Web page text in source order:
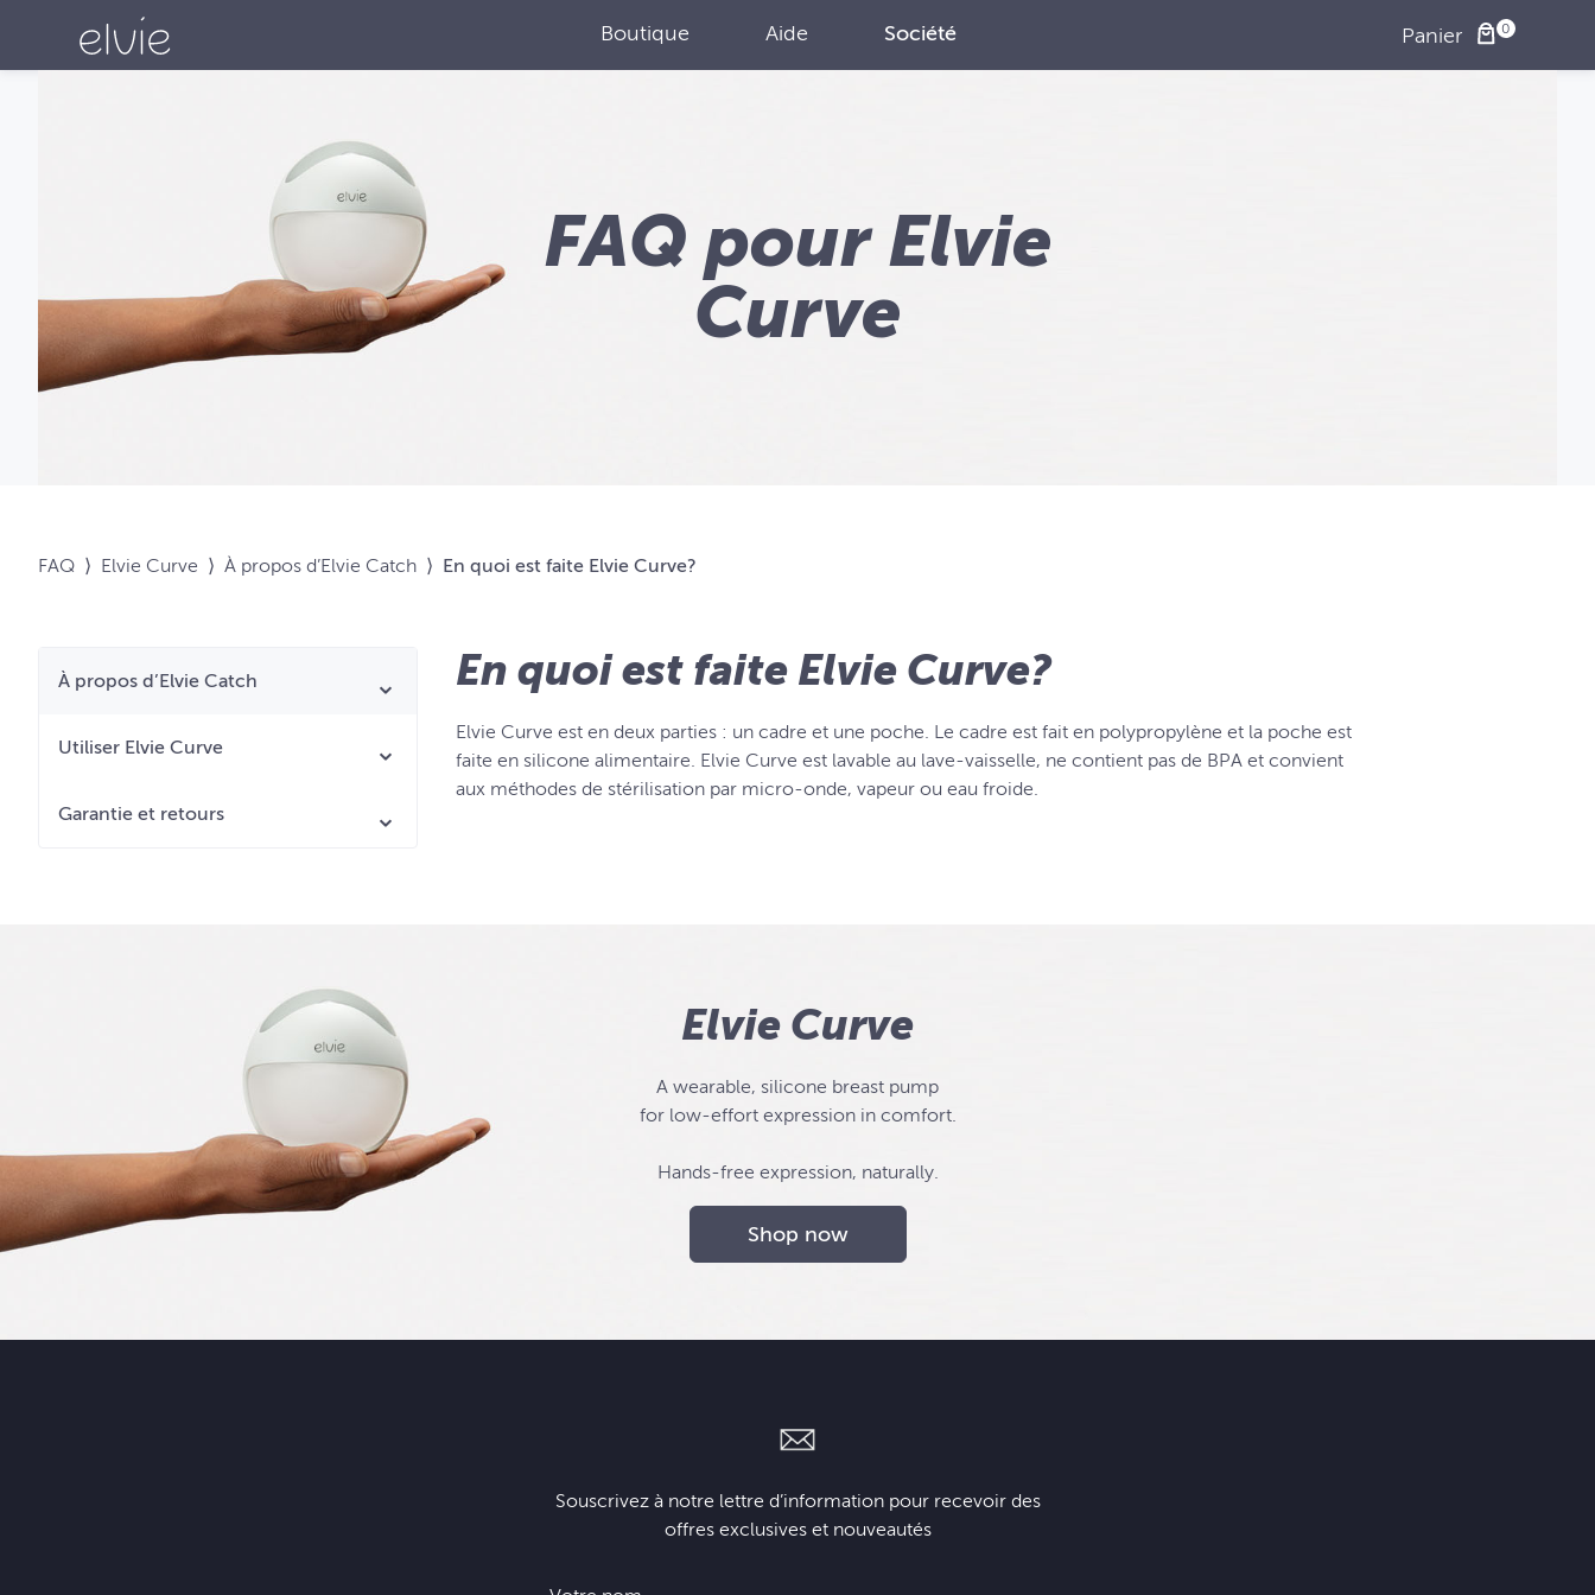
Boutique Aide Société Panier
FAQ pour Elvie
Curve
FAQ ⟩ Elvie Curve ⟩ À propos d’Elvie Catch ⟩ En quoi est faite Elvie Curve?
À propos d’Elvie Catch
Utiliser Elvie Curve
Garantie et retours
En quoi est faite Elvie Curve?
Elvie Curve est en deux parties : un cadre et une poche. Le cadre est fait en polypropylène et la poche est
faite en silicone alimentaire. Elvie Curve est lavable au lave-vaisselle, ne contient pas de BPA et convient
aux méthodes de stérilisation par micro-onde, vapeur ou eau froide.
Elvie Curve
A wearable, silicone breast pump
for low-effort expression in comfort.
Hands-free expression, naturally.
Shop now
Souscrivez à notre lettre d’information pour recevoir des
offres exclusives et nouveautés